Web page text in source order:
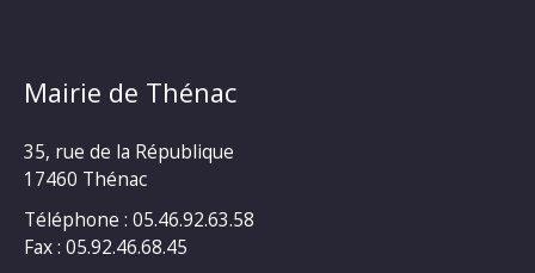
Mairie de Thénac
35, rue de la République
17460 Thénac
Téléphone : 05.46.92.63.58
Fax : 05.92.46.68.45